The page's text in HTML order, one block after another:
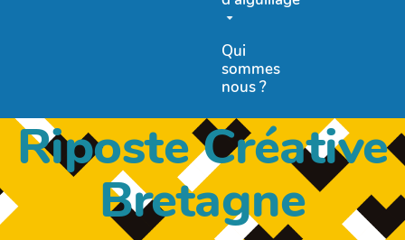
Qui
sommes
nous ?
Riposte Créative
Bretagne